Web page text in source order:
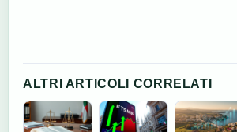
ALTRI ARTICOLI CORRELATI